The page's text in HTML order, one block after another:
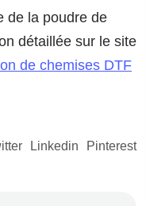
de la poudre de
détaillée sur le site
de chemises DTF
Linkedin Pinterest